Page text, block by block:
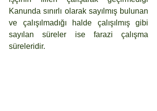
Kanunda sınırlı olarak sayılmış bulunan
ve çalışılmadığı halde çalışılmış gibi
sayılan süreler ise farazi çalışma
süreleridir.